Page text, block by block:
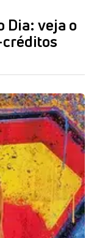
Dia: veja o
créditos